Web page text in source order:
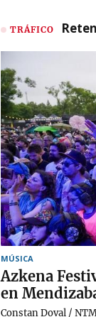
TRÁFICO
MÚSICA
Azkena
en
Constan Doval /